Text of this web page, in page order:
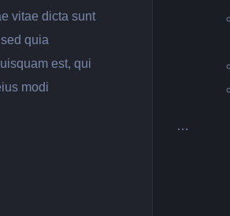
vitae dicta sunt
quia
est, qui
modi
…